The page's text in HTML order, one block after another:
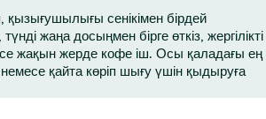
сенікімен бірдей
жаңа досыңмен бірге өткіз, жергілікті
жақын жерде кофе іш. Осы қаладағы ең
қайта көріп шығу үшін қыдыруға